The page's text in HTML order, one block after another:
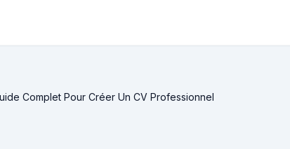
Complet Pour Créer Un CV Professionnel